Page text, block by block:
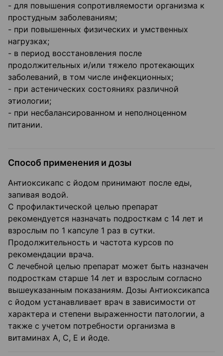
- для повышения сопротивляемости организма к
простудным заболеваниям;
- при повышенных физических и умственных
нагрузках;
- в период восстановления после
продолжительных и/или тяжело протекаю­щих
заболеваний, в том числе инфекционных;
- при астенических состояниях различной
этиологии;
- при несбалансированном и неполноценном
питании.
Способ применения и дозы
Антиоксикапс с йодом принимают после еды,
запивая водой.
С профилактической целью препарат
рекомендуется назначать подросткам с 14 лет и
взрослым по 1 капсуле 1 раз в сутки.
Продолжительность и частота курсов по
рекомендации врача.
С лечебной целью препарат может быть назначен
подросткам старше 14 лет и взрослым согласно
вышеуказанным показаниям. Дозы Антиоксикапса
с йодом уста­навливает врач в зависимости от
характера и степени выраженности патологии, а
также с учетом потребности организма в
витаминах А, С, Е и йоде.